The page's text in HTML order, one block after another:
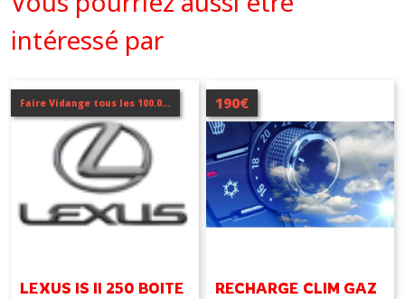
intéressé par
Faire Vidange tous les 100.000
LEXUS IS II 250 BOITE
190€
RECHARGE CLIM GAZ